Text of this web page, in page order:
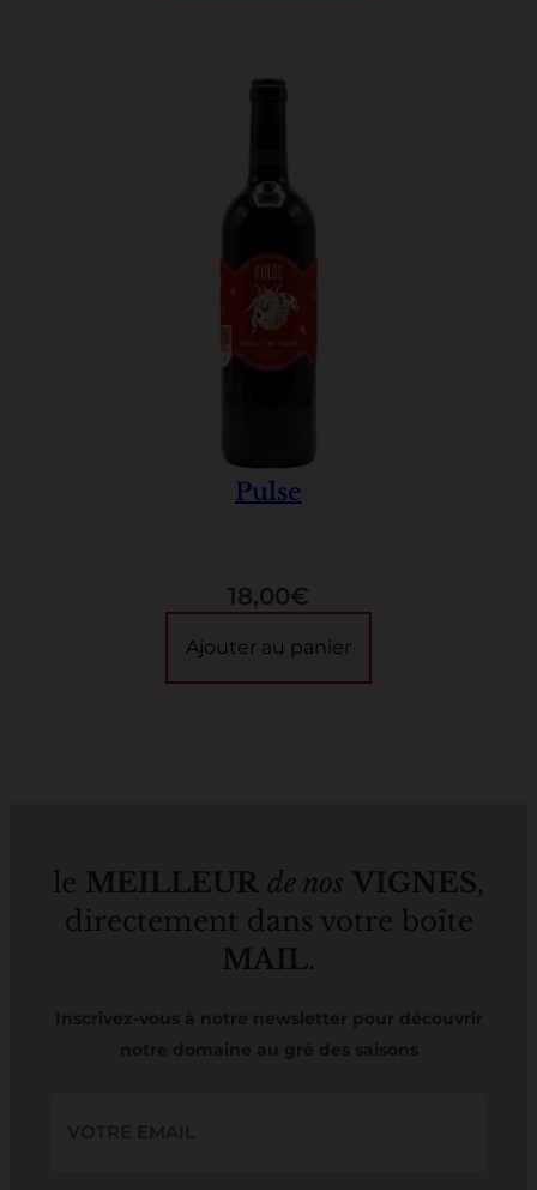
Pulse
18,00€
Ajouter au panier
le MEILLEUR de nos VIGNES,
directement dans votre boîte
MAIL.